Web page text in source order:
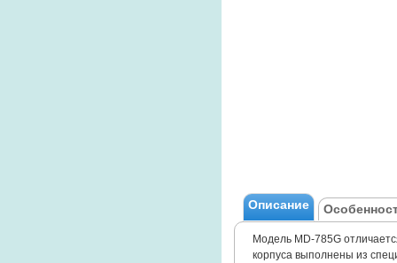
Описание
Модель МD-785G
корпуса выполнены из